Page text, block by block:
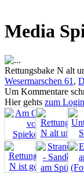
Media
Rettungsbake N alt
Wesermarschen 61 ,
Um Kommentare
Hier gehts zum Login